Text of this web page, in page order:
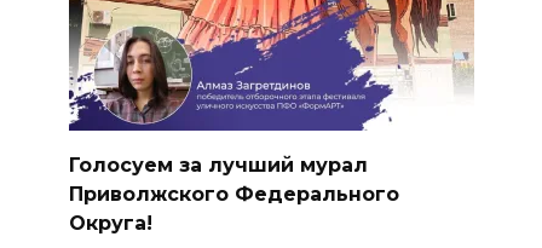
Голосуем за лучший мурал
Приволжского Федерального
Округа!